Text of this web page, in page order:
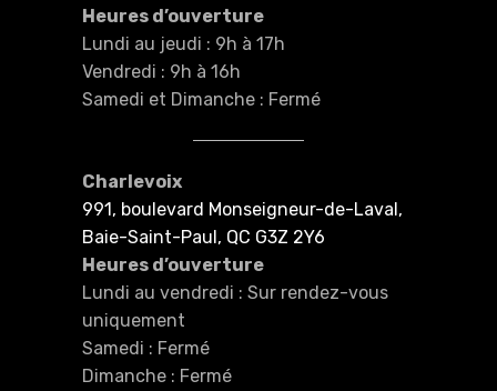
Heures d’ouverture
Lundi au jeudi : 9h à 17h
Vendredi : 9h à 16h
Samedi et Dimanche : Fermé
Charlevoix
991, boulevard Monseigneur-de-Laval,
Baie-Saint-Paul, QC G3Z 2Y6
Heures d’ouverture
Lundi au vendredi : Sur rendez-vous
uniquement
Samedi : Fermé
Dimanche : Fermé